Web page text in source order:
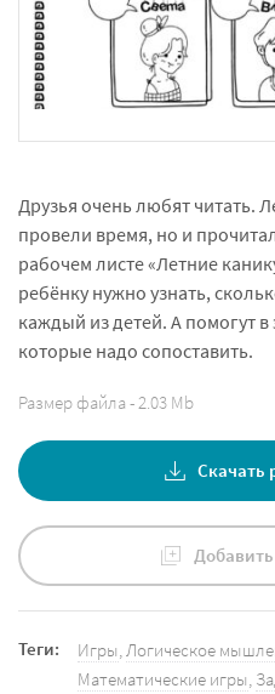
Друзья очень любят читать.
провели время, но и
рабочем листе «Летние
ребёнку нужно узнать,
каждый из детей. А помогут
которые надо сопоставить.
Размер файла - 2.03 Mb
Скачать
Теги: Игры,Логическое
Математические игры,